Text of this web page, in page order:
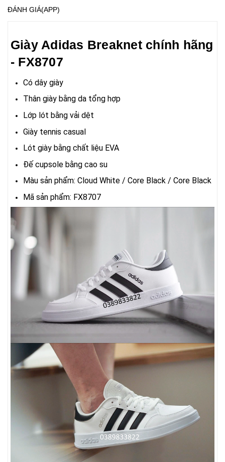
ĐÁNH GIÁ(APP)
Giày Adidas Breaknet chính hãng
- FX8707
Có dây giày
Thân giày bằng da tổng hợp
Lớp lót bằng vải dệt
Giày tennis casual
Lót giày bằng chất liệu EVA
Đế cupsole bằng cao su
Màu sản phẩm: Cloud White / Core Black / Core Black
Mã sản phẩm: FX8707